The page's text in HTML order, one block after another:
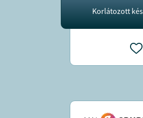
Korlátozott